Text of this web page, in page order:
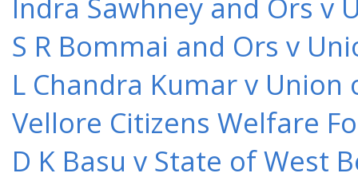
Indra Sawhney and Ors v
S R Bommai and Ors v
L Chandra Kumar v Union
Vellore Citizens Welfare
D K Basu v State of West